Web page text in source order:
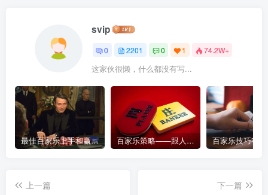
svip
0 2201 0 1 74.2W+
这家伙很懒，什么都没有写...
最佳百家乐上手和赢钱指南 – 终极版 百家乐策略——跟人胜过跟路
上一篇
下一篇